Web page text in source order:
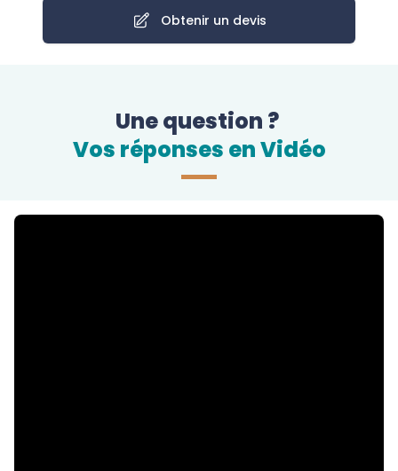
Obtenir un devis
Une question ?
Vos réponses en Vidéo